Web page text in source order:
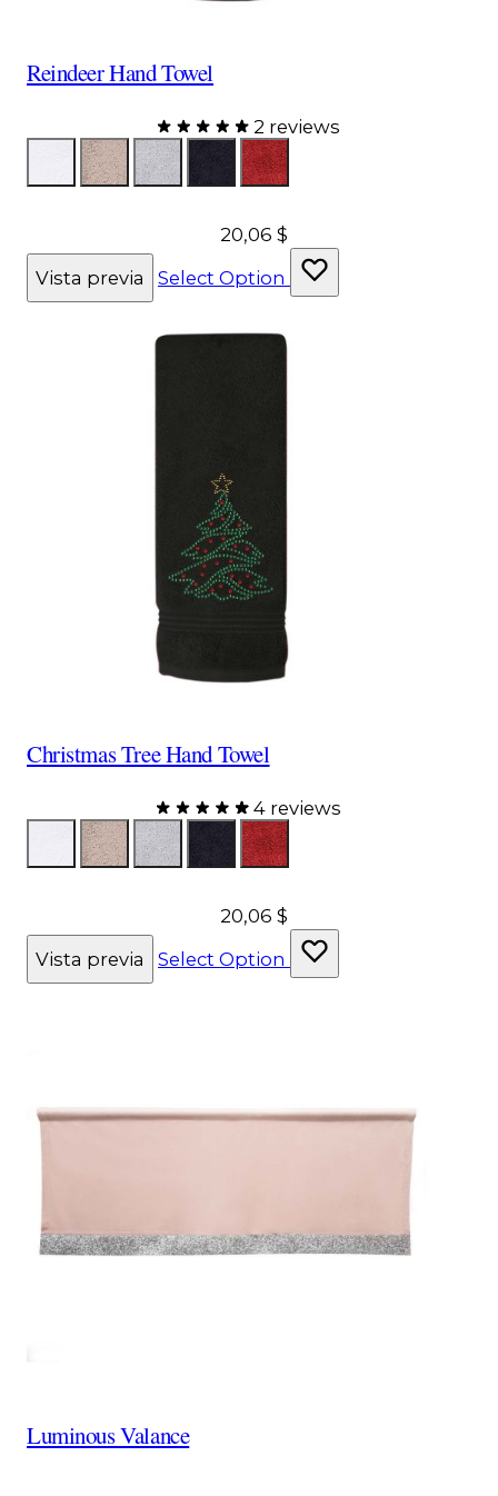
Reindeer Hand Towel
2 reviews
ToallaBlanca
ToallaTopoToalla GrisToallaNegra
ToallaRoja
20,06 $
Vista previa
Select Option
Christmas Tree Hand Towel
4 reviews
ToallaBlanca
ToallaTopoToalla GrisToallaNegra
ToallaRoja
20,06 $
Vista previa
Select Option
Luminous Valance